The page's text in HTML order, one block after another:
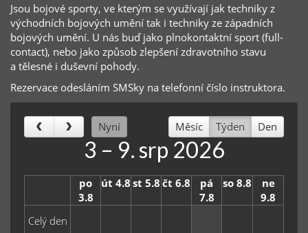
Jsou bojové sporty, ve kterým se využívají jak techniky z
východních bojových umění tak i techniky ze západních
bojových umění. U nás buď jako plnokontaktní sport (full-
contact), nebo jako způsob zlepšení zdravotního stavu
a tělesné i duševní pohody.
Rezervace odesláním SMSky na telefonní číslo instruktora.
Nyní Měsíc Týden Den
3 – 9. srp 2026
po
3.8
út 4.8 st 5.8 čt 6.8
pá
7.8
so 8.8
ne
9.8
Celý den